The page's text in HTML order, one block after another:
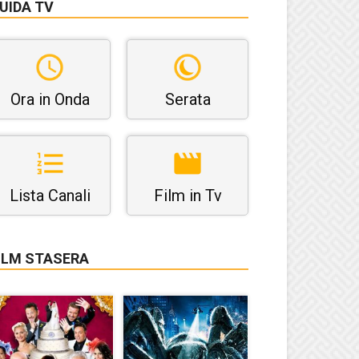
TV
Ora in Onda Serata
Lista Canali Film in Tv
STASERA